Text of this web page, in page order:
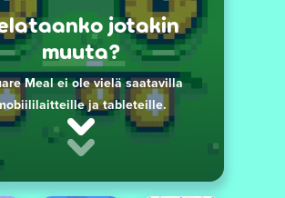
jotakin
muuta?
Meal ei ole vielä saatavilla
ja tableteille.